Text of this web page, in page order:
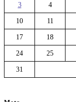
3 4
10 11
17 18
24 25
31